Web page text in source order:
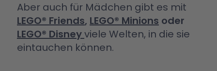
Aber auch für Mädchen gibt es mit
LEGO® Friends, LEGO® Minions oder
LEGO® Disneyviele Welten, in die sie
eintauchen können.